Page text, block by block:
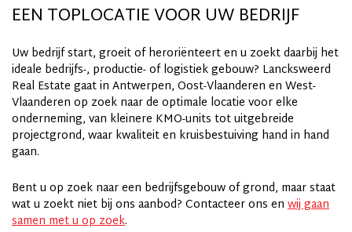
EEN TOPLOCATIE VOOR UW BEDRIJF
Uw bedrijf start, groeit of heroriënteert en u zoekt daarbij het
ideale bedrijfs-, productie- of logistiek gebouw? Lancksweerd
Real Estate gaat in Antwerpen, Oost-Vlaanderen en West-
Vlaanderen op zoek naar de optimale locatie voor elke
onderneming, van kleinere KMO-units tot uitgebreide
projectgrond, waar kwaliteit en kruisbestuiving hand in hand
gaan.
Bent u op zoek naar een bedrijfsgebouw of grond, maar staat
wat u zoekt niet bij ons aanbod? Contacteer ons en wij gaan
samen met u op zoek.